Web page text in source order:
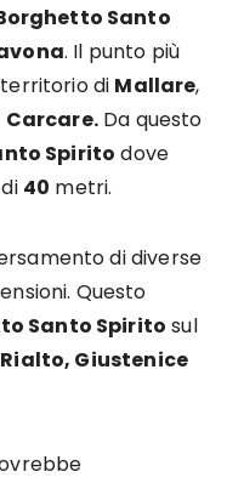
Santo
. Il punto più
di Mallare,
Carcare.Da questo
Spirito dove
40 metri.
di diverse
Questo
Santo Spirito sul
Giustenice